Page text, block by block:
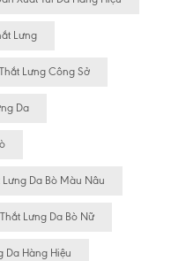
Lưng
Thắt Lưng Công Sở
Da
Lưng Da Bò Màu Nâu
Thắt Lưng Da Bò Nữ
Da Hàng Hiệu